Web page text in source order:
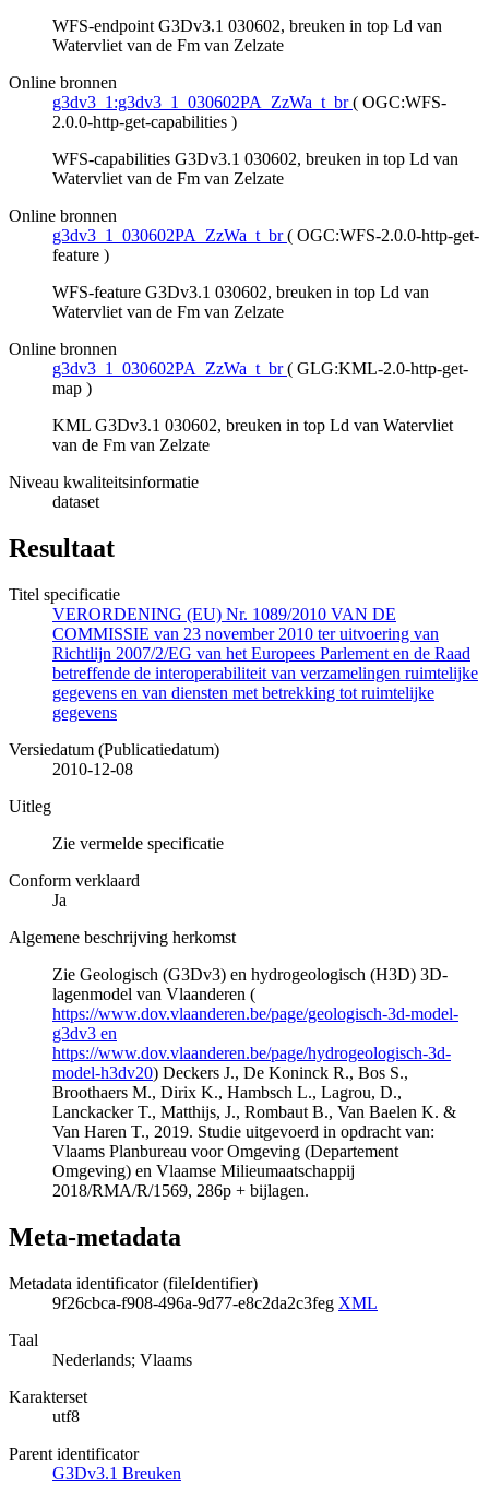
WFS-endpoint G3Dv3.1 030602, breuken in top Ld van
Watervliet van de Fm van Zelzate
Online bronnen
g3dv3_1:g3dv3_1_030602PA_ZzWa_t_br ( OGC:WFS-
2.0.0-http-get-capabilities )
WFS-capabilities G3Dv3.1 030602, breuken in top Ld van
Watervliet van de Fm van Zelzate
Online bronnen
g3dv3_1_030602PA_ZzWa_t_br ( OGC:WFS-2.0.0-http-get-
feature )
WFS-feature G3Dv3.1 030602, breuken in top Ld van
Watervliet van de Fm van Zelzate
Online bronnen
g3dv3_1_030602PA_ZzWa_t_br ( GLG:KML-2.0-http-get-
map )
KML G3Dv3.1 030602, breuken in top Ld van Watervliet
van de Fm van Zelzate
Niveau kwaliteitsinformatie
dataset
Resultaat
Titel specificatie
VERORDENING (EU) Nr. 1089/2010 VAN DE
COMMISSIE van 23 november 2010 ter uitvoering van
Richtlijn 2007/2/EG van het Europees Parlement en de Raad
betreffende de interoperabiliteit van verzamelingen ruimtelijke
gegevens en van diensten met betrekking tot ruimtelijke
gegevens
Versiedatum (Publicatiedatum)
2010-12-08
Uitleg
Zie vermelde specificatie
Conform verklaard
Ja
Algemene beschrijving herkomst
Zie Geologisch (G3Dv3) en hydrogeologisch (H3D) 3D-
lagenmodel van Vlaanderen (
https://www.dov.vlaanderen.be/page/geologisch-3d-model-
g3dv3 en
https://www.dov.vlaanderen.be/page/hydrogeologisch-3d-
model-h3dv20) Deckers J., De Koninck R., Bos S.,
Broothaers M., Dirix K., Hambsch L., Lagrou, D.,
Lanckacker T., Matthijs, J., Rombaut B., Van Baelen K. &
Van Haren T., 2019. Studie uitgevoerd in opdracht van:
Vlaams Planbureau voor Omgeving (Departement
Omgeving) en Vlaamse Milieumaatschappij
2018/RMA/R/1569, 286p + bijlagen.
Meta-metadata
Metadata identificator (fileIdentifier)
9f26cbca-f908-496a-9d77-e8c2da2c3feg XML
Taal
Nederlands; Vlaams
Karakterset
utf8
Parent identificator
G3Dv3.1 Breuken